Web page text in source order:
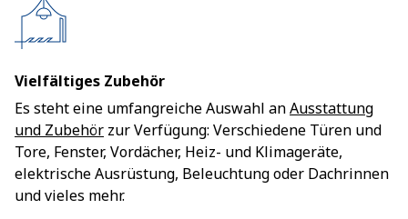
Vielfältiges Zubehör
Es steht eine umfangreiche Auswahl anAusstattung
und Zubehör zur Verfügung: Verschiedene Türen und
Tore, Fenster, Vordächer, Heiz- und Klimageräte,
elektrische Ausrüstung, Beleuchtung oder Dachrinnen
und vieles mehr.